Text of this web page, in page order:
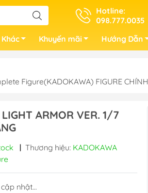
Hotline:
098.777.0035
Khuyến mãi Hướng Dẫn
Figure(KADOKAWA) FIGURE
ARMOR VER. 1/7
| Thương hiệu: KADOKAWA
nhật...